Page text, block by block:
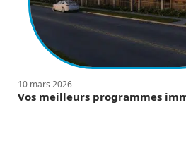
10 mars 2026
Vos meilleurs programmes